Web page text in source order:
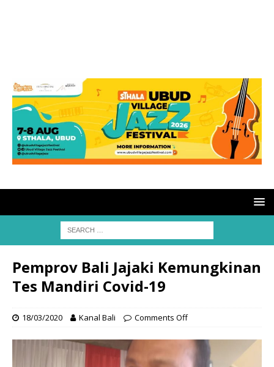
Pemprov Bali Jajaki Kemungkinan
Tes Mandiri Covid-19
18/03/2020 Kanal Bali Comments Off